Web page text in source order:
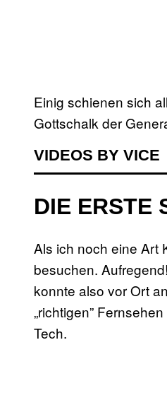
Einig schienen sich
Gottschalk der
VIDEOS BY VICE
DIE ERSTE
Als ich noch eine Art
besuchen.
konnte also vor Ort
„richtigen”
Tech.